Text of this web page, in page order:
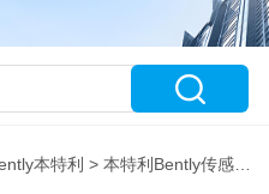
本特利 >本特利Bently传感器